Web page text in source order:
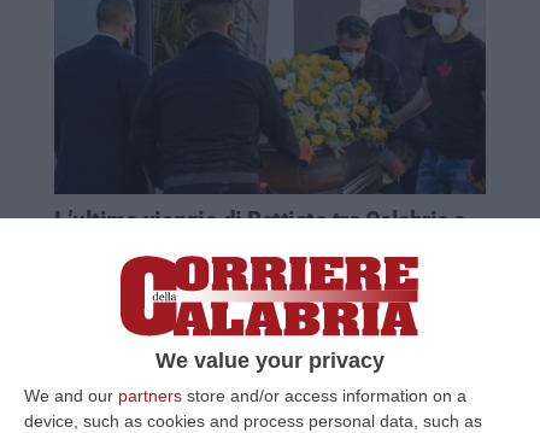
We value your privacy
We and our partners store and/or access information on a
device, such as cookies and process personal data, such as
L’ultimo viaggio di Battiato tra Calabria e
Esaudite le volontà dell’artista. Nel
pomeriggio l’arrivo della bara a Carpanzano
dove si trova il più vicino crematorio attivo
Pubblicato il: 19/05/21 – 21:36